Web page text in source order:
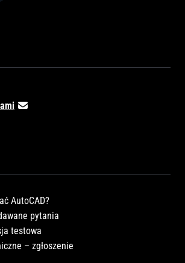
AutoCAD?
pytania
testowa
– zgłoszenie